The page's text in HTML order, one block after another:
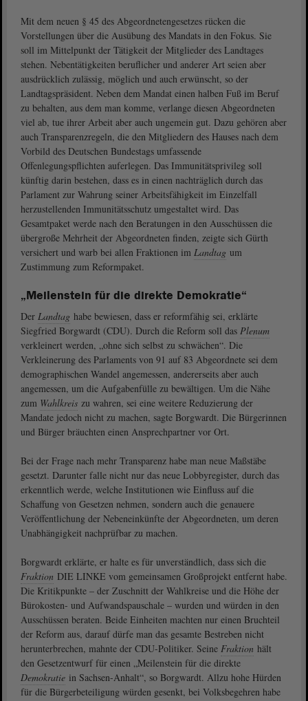
Mit dem neuen § 45 des Abgeordnetengesetzes rücken die
Vorstellungen über die Ausübung des Mandats in den Fokus. Sie
soll im Mittelpunkt der Tätigkeit der Mitglieder des Landtages
stehen. Nebentätigkeiten beruflicher und anderer Art seien aber
ausdrücklich zulässig, möglich und auch erwünscht, so der
Landtagspräsident. Neben dem Mandat einen halben Fuß im Beruf
zu behalten, aus dem man komme, verlange diesen Abgeordneten
viel ab, tue ihrer Arbeit aber auch ungemein gut. Dazu gehören aber
auch Transparenzregeln, die den Mitgliedern des Hauses nach dem
Vorbild des Deutschen Bundestags umfassende
Offenlegungspflichten auferlegen. Das Immunitätsprivileg soll
künftig darin bestehen, dass es in einen nachträglich durch das
Parlament zur Wahrung seiner Arbeitsfähigkeit im Einzelfall
herzustellenden Immunitätsschutz umgestaltet wird. Das
Gesamtpaket werde nach den Beratungen in den Ausschüssen die
übergroße Mehrheit der Abgeordneten finden, zeigte sich Gürth
versichert und warb bei allen Fraktionen im Landtag um
Zustimmung zum Reformpaket.
„Meilenstein für die direkte Demokratie“
Der Landtag habe bewiesen, dass er reformfähig sei, erklärte
Siegfried Borgwardt (CDU). Durch die Reform soll das Plenum
verkleinert werden, „ohne sich selbst zu schwächen“. Die
Verkleinerung des Parlaments von 91 auf 83 Abgeordnete sei dem
demographischen Wandel angemessen, andererseits aber auch
angemessen, um die Aufgabenfülle zu bewältigen. Um die Nähe
zum Wahlkreis zu wahren, sei eine weitere Reduzierung der
Mandate jedoch nicht zu machen, sagte Borgwardt. Die Bürgerinnen
und Bürger bräuchten einen Ansprechpartner vor Ort.
Bei der Frage nach mehr Transparenz habe man neue Maßstäbe
gesetzt. Darunter falle nicht nur das neue Lobbyregister, durch das
erkenntlich werde, welche Institutionen wie Einfluss auf die
Schaffung von Gesetzen nehmen, sondern auch die genauere
Veröffentlichung der Nebeneinkünfte der Abgeordneten, um deren
Unabhängigkeit nachprüfbar zu machen.
Borgwardt erklärte, er halte es für unverständlich, dass sich die
Fraktion DIE LINKE vom gemeinsamen Großprojekt entfernt habe.
Die Kritikpunkte – der Zuschnitt der Wahlkreise und die Höhe der
Bürokosten- und Aufwandspauschale – wurden und würden in den
Ausschüssen beraten. Beide Einheiten machten nur einen Bruchteil
der Reform aus, darauf dürfe man das gesamte Bestreben nicht
herunterbrechen, mahnte der CDU-Politiker. Seine Fraktion hält
den Gesetzentwurf für einen „Meilenstein für die direkte
Demokratie in Sachsen-Anhalt“, so Borgwardt. Allzu hohe Hürden
für die Bürgerbeteiligung würden gesenkt, bei Volksbegehren habe